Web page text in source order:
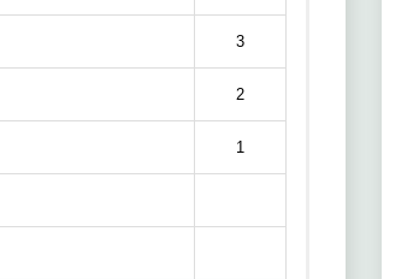
3
2
1